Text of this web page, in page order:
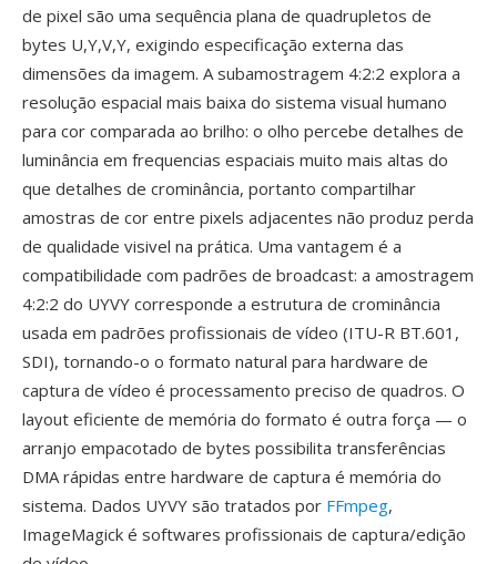
de pixel são uma sequência plana de quadrupletos de
bytes U,Y,V,Y, exigindo especificação externa das
dimensões da imagem. A subamostragem 4:2:2 explora a
resolução espacial mais baixa do sistema visual humano
para cor comparada ao brilho: o olho percebe detalhes de
luminância em frequencias espaciais muito mais altas do
que detalhes de crominância, portanto compartilhar
amostras de cor entre pixels adjacentes não produz perda
de qualidade visivel na prática. Uma vantagem é a
compatibilidade com padrões de broadcast: a amostragem
4:2:2 do UYVY corresponde a estrutura de crominância
usada em padrões profissionais de vídeo (ITU-R BT.601,
SDI), tornando-o o formato natural para hardware de
captura de vídeo é processamento preciso de quadros. O
layout eficiente de memória do formato é outra força — o
arranjo empacotado de bytes possibilita transferências
DMA rápidas entre hardware de captura é memória do
sistema. Dados UYVY são tratados por FFmpeg,
ImageMagick é softwares profissionais de captura/edição